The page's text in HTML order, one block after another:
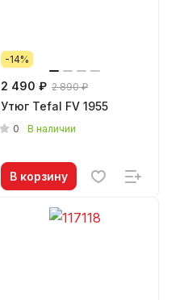
-14%
2 490 ₽ 2 890 ₽
Утюг Tefal FV 1955
0 В наличии
В корзину